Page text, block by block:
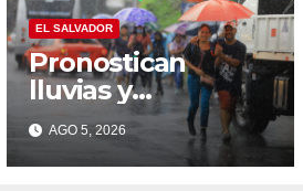
EL SALVADOR
Pronostican
lluvias y
tormentas para
este miércoles por
influencia de una
AGO 5, 2026